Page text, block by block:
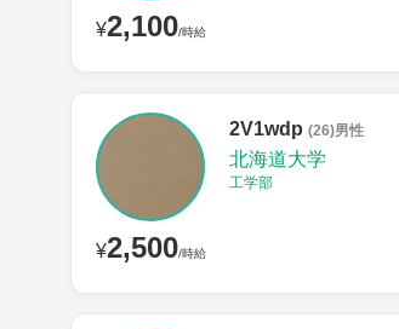
¥2,100/時給
¥2,500/時給
2V1wdp (26)男性
北海道大学
工学部